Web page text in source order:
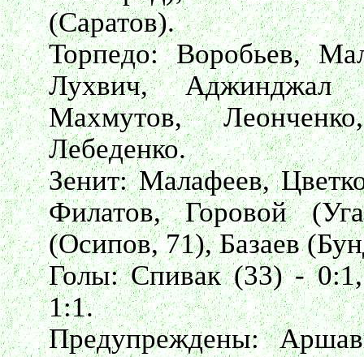
(Саратов).
Торпедо: Воробьев,
Лухвич, Аджинджал
Махмутов,
Лебеденко.
Зенит: Малафеев,
Филатов, Горовой
(Осипов, 71), Базаев
Голы: Спивак (33) -
1:1.
Предупреждены: